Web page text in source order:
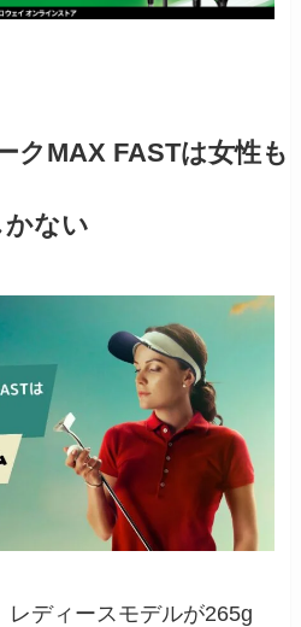
クMAX FASTは女性も
かない
レディースモデルが265g